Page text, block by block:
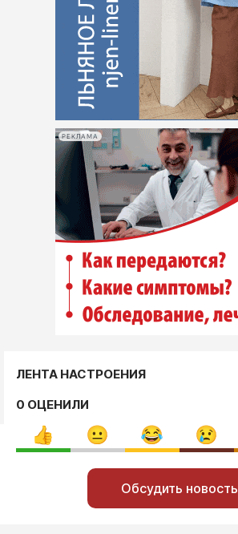
РЕКЛАМА
ЛЕНТА НАСТРОЕНИЯ
0 ОЦЕНИЛИ
Обсудить новость